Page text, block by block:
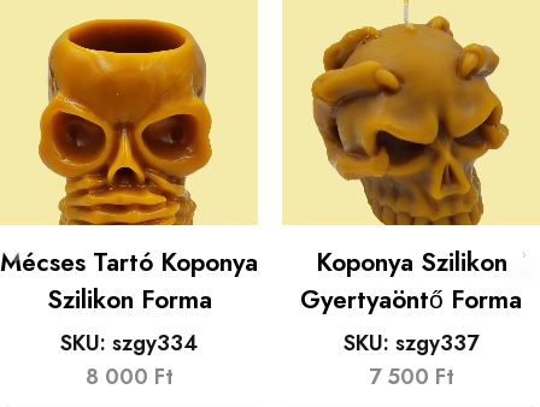
Mécses Tartó Koponya
Szilikon Forma
SKU: szgy334
8 000 Ft
Koponya Szilikon
Gyertyaöntő Forma
SKU: szgy337
7 500 Ft